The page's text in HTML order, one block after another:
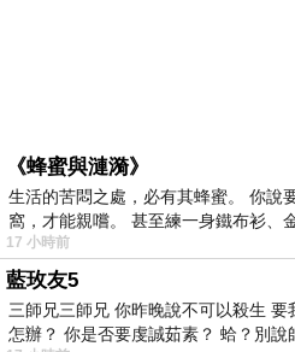
《蜂蜜與漣漪》
生活的苦悶之處，必有其蜂蜜。 你說
窩，才能親嚐。 甚至練一身鐵布衫、
17 小時前
藍玫友5
三師兄三師兄 你昨晚說不可以殺生
怎辦？ 你是否要虔誠茹素？ 蛤？別說